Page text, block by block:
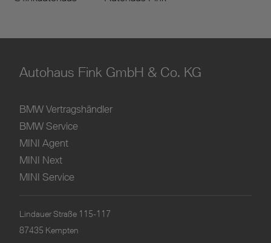
Autohaus Fink GmbH & Co. KG
BMW Vertragshändler
BMW Service
MINI Agent
MINI Next
MINI Service
Lindauer Straße 115-117
87435 Kempten